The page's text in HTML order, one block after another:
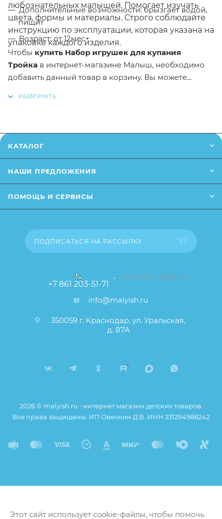
любознательных малышей. Помогает изучать
цвета, формы и материалы. Строго соблюдайте
инструкцию по эксплуатации, которая указана на
упаковке каждого изделия.
Дополнительные возможности: брызгает водой,
пищит
Возраст: от 12мес+
Чтобы купить Набор игрушек для купания
Тройка в интернет-магазине Малыш, необходимо
добавить данный товар в корзину. Вы можете
влияющие на основные потребительские свойства
свойства и иные существенные элементы товара и
КАТАЛОГ
НАШИ ПРЕДЛОЖЕНИЯ
ПОМОЩЬ И СЕРВИСЫ
ПОДПИСАТЬСЯ НА РАССЫЛКУ
+7 861 203-51-71
ЗАКАЗАТЬ ЗВОНОК
info@malyish.ru
350059 г. Краснодар, ул. Уральская,
д. 87А
2026 © malyish.ru - интернет магазин детских товаров.
Все права защищены. ИП Овечкин Д.В. ИНН 231294988242
Этот сайт использует cookie-файлы, чтобы помочь